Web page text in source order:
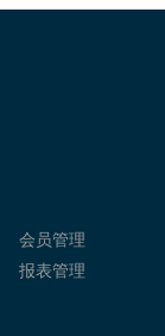
存管理系统
理系统
存系统 服装进销存
理系统
会员管理
报表管理